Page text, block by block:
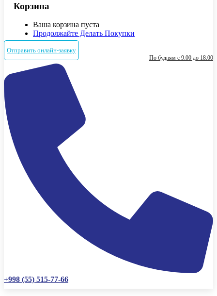
Корзина
Ваша корзина пуста
Продолжайте Делать Покупки
Отправить онлайн-заявку
По будням с 9:00 до 18:00
+998 (55) 515-77-66